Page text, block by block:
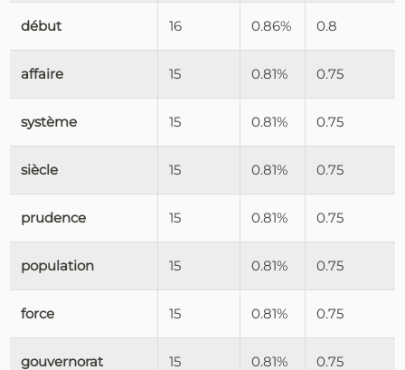
début 16 0.86% 0.8
affaire 15 0.81% 0.75
système 15 0.81% 0.75
siècle 15 0.81% 0.75
prudence 15 0.81% 0.75
population 15 0.81% 0.75
force 15 0.81% 0.75
gouvernorat 15 0.81% 0.75